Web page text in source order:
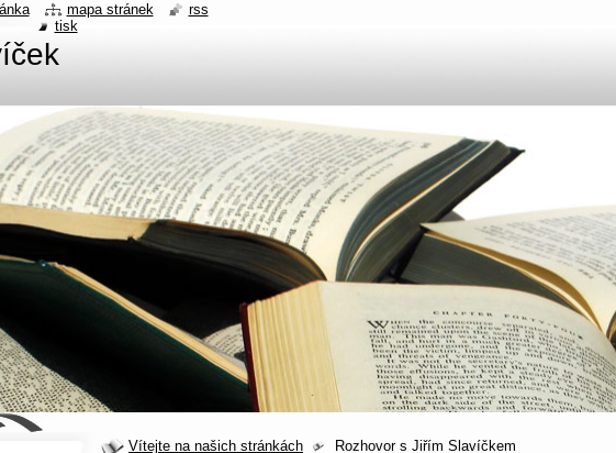
Vítejte na našich stránkách Rozhovor s Jiřím Slavíčkem
mapa stránek
rss
tisk